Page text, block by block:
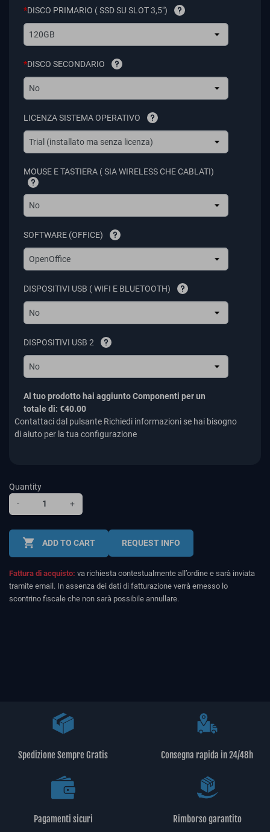
*DISCO PRIMARIO ( SSD SU SLOT 3,5")
120GB
*DISCO SECONDARIO
No
LICENZA SISTEMA OPERATIVO
Trial (installato ma senza licenza)
MOUSE E TASTIERA ( SIA WIRELESS CHE CABLATI)
No
SOFTWARE (OFFICE)
OpenOffice
DISPOSITIVI USB ( WIFI E BLUETOOTH)
No
DISPOSITIVI USB 2
No
Al tuo prodotto hai aggiunto Componenti per un
totale di: €40.00
Contattaci dal pulsante Richiedi informazioni se hai bisogno
di aiuto per la tua configurazione
Quantity
-
+
shopping_cart ADD TO CART REQUEST INFO
Fattura di acquisto: va richiesta contestualmente all’ordine e sarà inviata
tramite email. In assenza dei dati di fatturazione verrà emesso lo
scontrino fiscale che non sarà possibile annullare.
Spedizione Sempre Gratis Consegna rapida in 24/48h
Pagamenti sicuri Rimborso garantito